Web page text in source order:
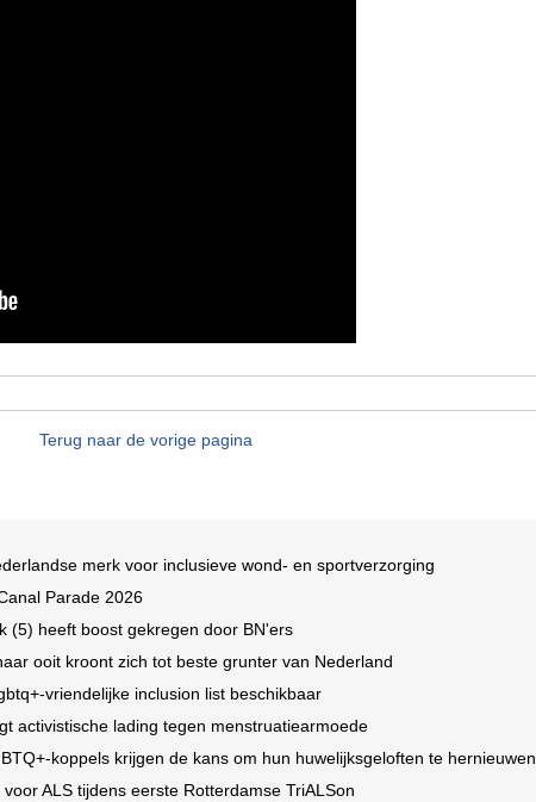
Terug naar de vorige pagina
merk voor inclusieve wond- en sportverzorging
Parade 2026
(5) heeft boost gekregen door BN'ers
ooit kroont zich tot beste grunter van Nederland
vriendelijke inclusion list beschikbaar
activistische lading tegen menstruatiearmoede
krijgen de kans om hun huwelijksgeloften te hernieuwen op een wel heel bijzondere locatie
ALS tijdens eerste Rotterdamse TriALSon